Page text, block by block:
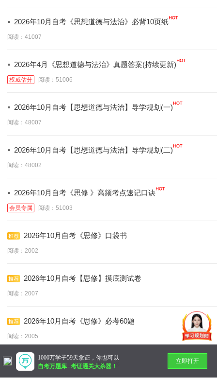
· 2026年10月自考《思想道德与法治》必背10页纸
阅读：41007
· 2026年4月《思想道德与法治》真题答案(持续更新)
权威估分 阅读：51006
· 2026年10月自考【思想道德与法治】导学规划(一)
阅读：48007
· 2026年10月自考【思想道德与法治】导学规划(二)
阅读：48002
· 2026年10月自考《思修 》高频考点速记口诀
会员专属 阅读：51003
2026年10月自考《思修》口袋书
阅读：2002
2026年10月自考【思修】摸底测试卷
阅读：2007
2026年10月自考《思修》必考60题
阅读：2005
暂无更多
1000万学子59天拿证，你也可以
自考万题库-考证通关大杀器！
立即打开